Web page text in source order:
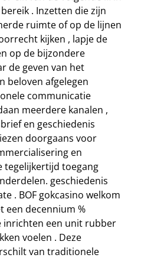
. Inzetten die zijn
ruimte of op de lijnen
kijken , lapje de
op de bijzondere
de geven van het
beloven afgelegen
communicatie
meerdere kanalen ,
en geschiedenis
doorgaans voor
en
tegelijkertijd toegang
geschiedenis
. BOF gokcasino welkom
een decennium %
inrichten een unit rubber
voelen . Deze
van traditionele